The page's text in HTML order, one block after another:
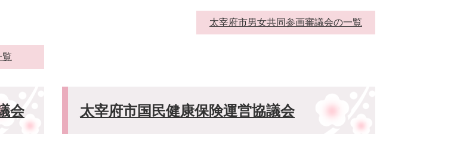
覧
太宰府市男女共同参画審議会の一覧
会 太宰府市国民健康保険運営協議会